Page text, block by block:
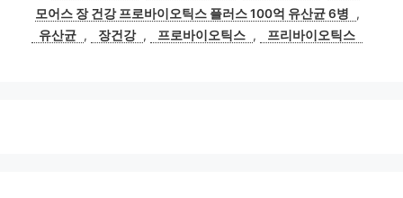
그
모어스 장 건강 프로바이오틱스 플러스 100억 유산균 6병
,
유산균 , 장건강 , 프로바이오틱스 , 프리바이오틱스